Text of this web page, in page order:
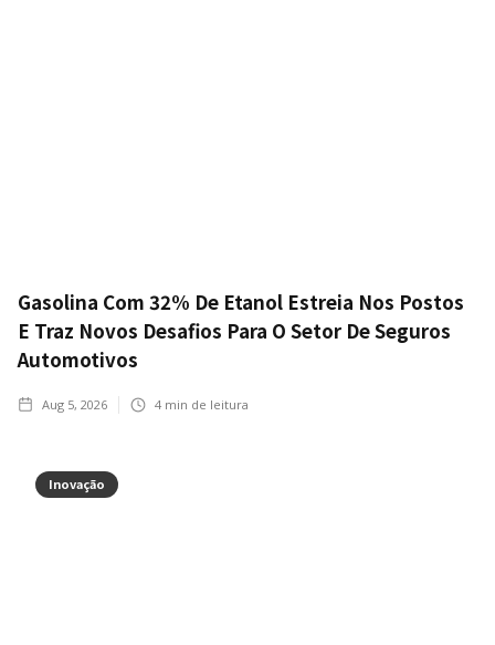
Gasolina Com 32% De Etanol Estreia Nos Postos
E Traz Novos Desafios Para O Setor De Seguros
Automotivos
Aug 5, 2026 4 min de leitura
Inovação